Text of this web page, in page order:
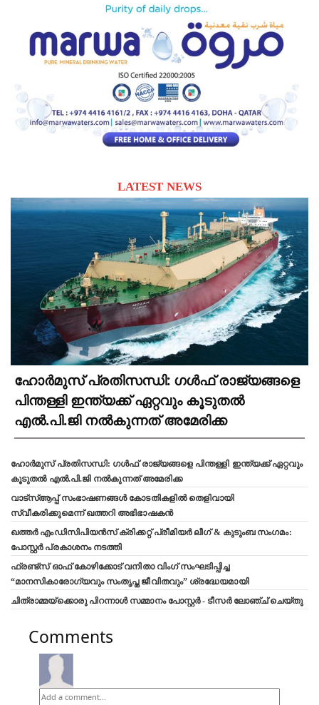
LATEST NEWS
ഹോർമുസ് പ്രതിസന്ധി: ഗൾഫ് രാജ്യങ്ങളെ
പിന്തള്ളി ഇന്ത്യക്ക് ഏറ്റവും കൂടുതൽ
എൽ.പി.ജി നൽകുന്നത് അമേരിക്ക
ഹോർമുസ് പ്രതിസന്ധി: ഗൾഫ് രാജ്യങ്ങളെ പിന്തള്ളി ഇന്ത്യക്ക് ഏറ്റവും
കൂടുതൽ എൽ.പി.ജി നൽകുന്നത് അമേരിക്ക
വാട്‌സ്ആപ്പ് സംഭാഷണങ്ങൾ കോടതികളിൽ തെളിവായി
സ്വീകരിക്കുമെന്ന് ഖത്തറി അഭിഭാഷകൻ
ഖത്തർ എംഡിസിപിയൻസ് ക്രിക്കറ്റ് പ്രീമിയർ ലീഗ് & കുടുംബ സംഗമം:
പോസ്റ്റർ പ്രകാശനം നടത്തി
ഫ്രണ്ട്സ് ഓഫ് കോഴിക്കോട് വനിതാ വിംഗ് സംഘടിപ്പിച്ച
“മാനസികാരോഗ്യവും സംതൃപ്ത ജീവിതവും” ശ്രദ്ധേയമായി
ചിത്രാമ്മയ്ക്കൊരു പിറന്നാൾ സമ്മാനം പോസ്റ്റർ - ടീസർ ലോഞ്ച് ചെയ്തു
Comments